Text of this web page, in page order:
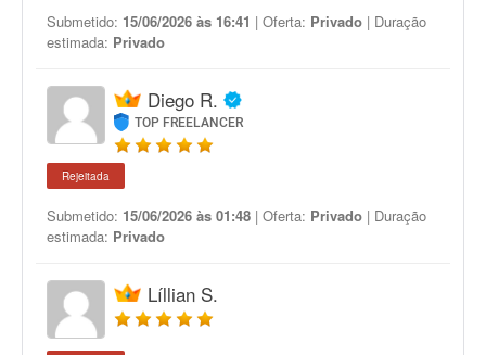
Submetido: 15/06/2026 às 16:41 | Oferta: Privado | Duração
estimada: Privado
Diego R.
TOP FREELANCER
Rejeitada
Submetido: 15/06/2026 às 01:48 | Oferta: Privado | Duração
estimada: Privado
Líllian S.